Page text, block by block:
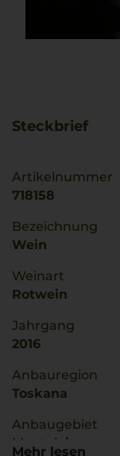
Steckbrief
Artikelnummer
718158
Bezeichnung
Wein
Weinart
Rotwein
Jahrgang
2016
Anbauregion
Toskana
Anbaugebiet
Montalcino
Mehr lesen